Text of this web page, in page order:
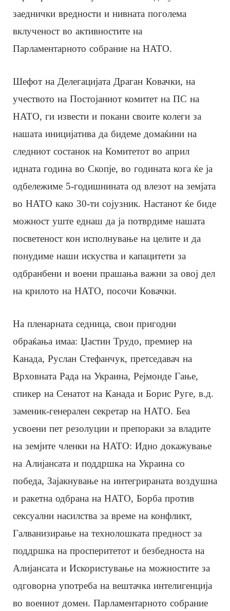
заеднички вредности и нивната поголема
вклученост во активностите на
Парламентарното собрание на НАТО.
Шефот на Делегацијата Драган Ковачки, на
учеството на Постојаниот комитет на ПС на
НАТО, ги извести и покани своите колеги за
нашата иницијатива да бидеме домаќини на
следниот состанок на Комитетот во април
идната година во Скопје, во годината кога ќе ја
одбележиме 5-годишнината од влезот на земјата
во НАТО како 30-ти сојузник. Настанот ќе биде
можност уште еднаш да ја потврдиме нашата
посветеност кон исполнување на целите и да
понудиме наши искуства и капацитети за
одбранбени и воени прашања важни за овој дел
на крилото на НАТО, посочи Ковачки.
На пленарната седница, свои пригодни
обраќања имаа: Џастин Трудо, премиер на
Канада, Руслан Стефанчук, претседавач на
Врховната Рада на Украина, Рејмонде Гање,
спикер на Сенатот на Канада и Борис Руге, в.д.
заменик-генерален секретар на НАТО. Беа
усвоени пет резолуции и препораки за владите
на земјите членки на НАТО: Идно докажување
на Алијансата и поддршка на Украина со
победа, Зајакнување на интегрираната воздушна
и ракетна одбрана на НАТО, Борба против
сексуални насилства за време на конфликт,
Галванизирање на технолошката предност за
поддршка на просперитетот и безбедноста на
Алијансата и Искористување на можностите за
одговорна употреба на вештачка интелигенција
во воениот домен. Парламентарното собрание